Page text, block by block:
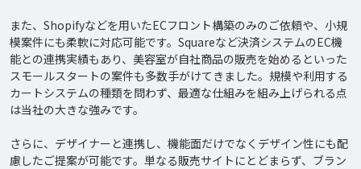
また、Shopifyなどを用いたECフロント構築のみのご依頼や、小規
模案件にも柔軟に対応可能です。Squareなど決済システムのEC機
能との連携実績もあり、美容室が自社商品の販売を始めるといった
スモールスタートの案件も多数手がけてきました。規模や利用する
カートシステムの種類を問わず、最適な仕組みを組み上げられる点
は当社の大きな強みです。
さらに、デザイナーと連携し、機能面だけでなくデザイン性にも配
慮したご提案が可能です。単なる販売サイトにとどまらず、ブラン